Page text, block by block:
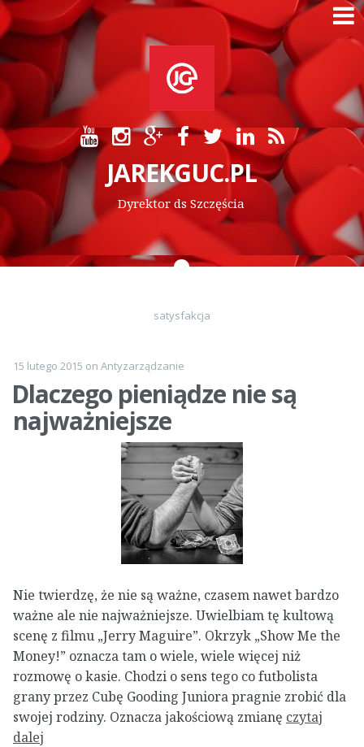
Skip
to
content
JAREKGUC.PL
Dyrektor ds Szczęścia
satysfakcja
15 lutego 2015 on Antyzarządzanie
Dlaczego pieniądze nie są
najważniejsze
Nie twierdzę, że nie są ważne, czasem nawet bardzo
ważne ale nie najważniejsze. Uwielbiam tę kultową
scenę z filmu „Jerry Maguire”. Okrzyk „Show Me the
Money!” oznacza tam o wiele, wiele więcej niż
rozmowę o kasie. Chodzi o sens tego co futbolista
grany przez Cubę Gooding Juniora pragnie zrobić dla
swojej rodziny. Oznacza jakościową zmianę czytaj
dalej